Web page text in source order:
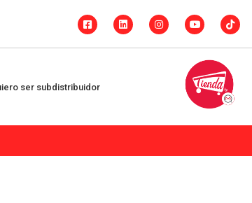
ser subdistribuidor